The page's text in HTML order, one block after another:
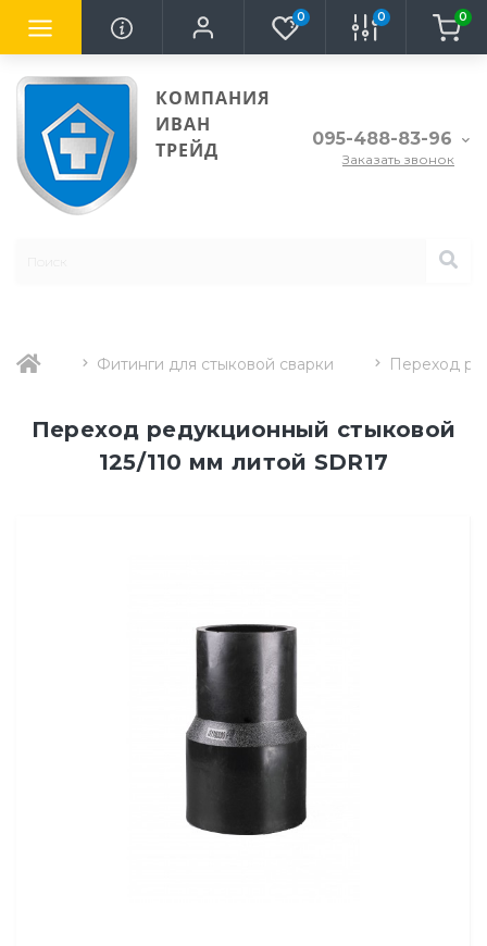
0 0 0
КОМПАНИЯ
ИВАН
ТРЕЙД
095-488-83-96
Заказать звонок
Фитинги для стыковой сварки Переход
Переход редукционный стыковой
125/110 мм литой SDR17